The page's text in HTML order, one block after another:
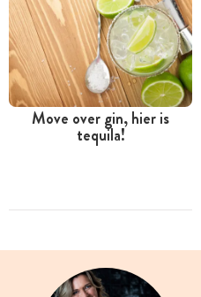
Move over gin, hier is
tequila!